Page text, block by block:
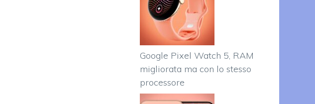
Google Pixel Watch 5, RAM
migliorata ma con lo stesso
processore